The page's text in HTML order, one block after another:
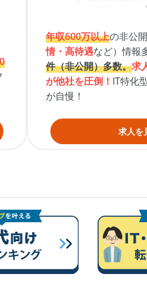
年収600万以上の非公
情・高待遇など）情報
件（非公開）多数。求
が他社を圧倒！ IT特化
が自慢！
求人を